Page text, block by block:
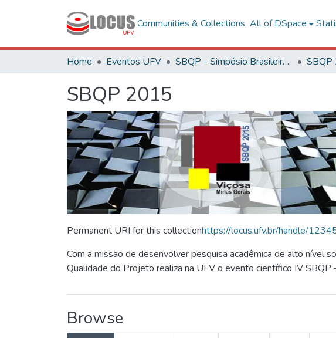
Communities & Collections All of DSpace
Home Eventos UFV SBQP - Simpósio Brasileiro de Qualidade do Projeto no Ambiente Construído
SBQP 2015
Permanent URI for this collectionhttps://locus.ufv.br/handle/
Com a missão de desenvolver pesquisa acadêmica de alto nível
Qualidade do Projeto realiza na UFV o evento científico IV
Browse